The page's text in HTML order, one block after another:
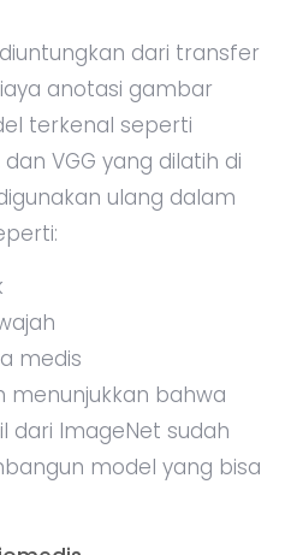
dari transfer
anotasi gambar
terkenal seperti
VGG yang dilatih di
ulang dalam
medis
menunjukkan bahwa
dari ImageNet sudah
model yang bisa